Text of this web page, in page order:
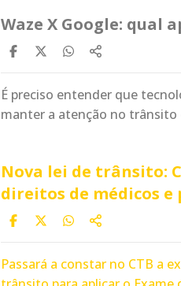
Waze X Google: qual
É preciso entender que
manter a atenção no
Nova lei de trânsito:
direitos de médicos e
Passará a constar no CTB a